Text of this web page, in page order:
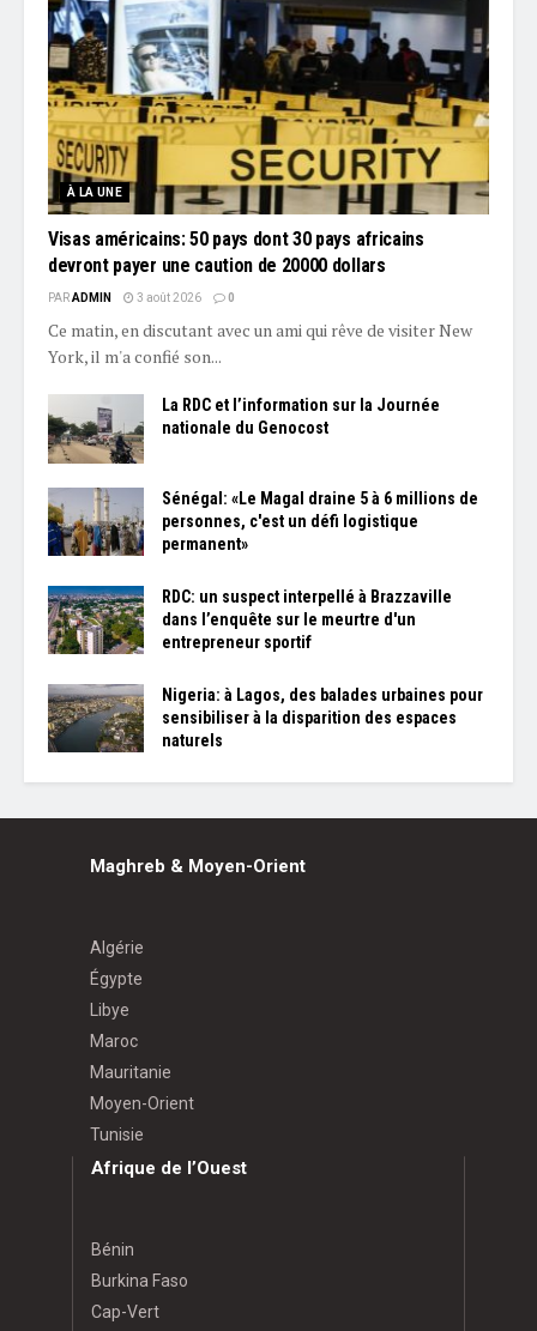
À LA UNE
Visas américains: 50 pays dont 30 pays africains
devront payer une caution de 20000 dollars
PARADMIN 3 août 2026 0
Ce matin, en discutant avec un ami qui rêve de visiter New
York, il m'a confié son...
La RDC et l’information sur la Journée
nationale du Genocost
Sénégal: «Le Magal draine 5 à 6 millions de
personnes, c'est un défi logistique
permanent»
RDC: un suspect interpellé à Brazzaville
dans l’enquête sur le meurtre d'un
entrepreneur sportif
Nigeria: à Lagos, des balades urbaines pour
sensibiliser à la disparition des espaces
naturels
Maghreb & Moyen-Orient
Algérie
Égypte
Libye
Maroc
Mauritanie
Moyen-Orient
Tunisie
Afrique de l’Ouest
Bénin
Burkina Faso
Cap-Vert